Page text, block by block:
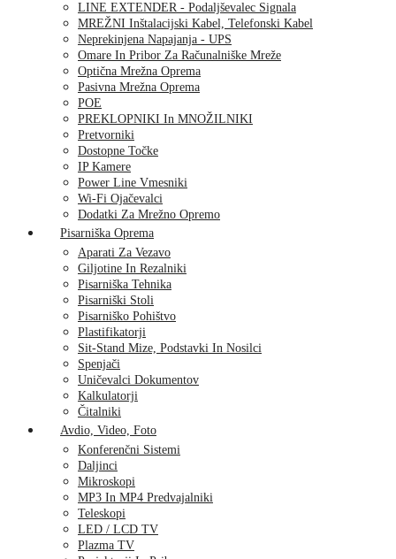
LINE EXTENDER - Podaljševalec Signala
MREŽNI Inštalacijski Kabel, Telefonski Kabel
Neprekinjena Napajanja - UPS
Omare In Pribor Za Računalniške Mreže
Optična Mrežna Oprema
Pasivna Mrežna Oprema
POE
PREKLOPNIKI In MNOŽILNIKI
Pretvorniki
Dostopne Točke
IP Kamere
Power Line Vmesniki
Wi-Fi Ojačevalci
Dodatki Za Mrežno Opremo
Pisarniška Oprema
Aparati Za Vezavo
Giljotine In Rezalniki
Pisarniška Tehnika
Pisarniški Stoli
Pisarniško Pohištvo
Plastifikatorji
Sit-Stand Mize, Podstavki In Nosilci
Spenjači
Uničevalci Dokumentov
Kalkulatorji
Čitalniki
Avdio, Video, Foto
Konferenčni Sistemi
Daljinci
Mikroskopi
MP3 In MP4 Predvajalniki
Teleskopi
LED / LCD TV
Plazma TV